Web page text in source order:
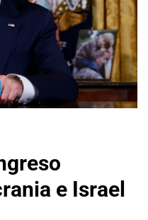
e Israel